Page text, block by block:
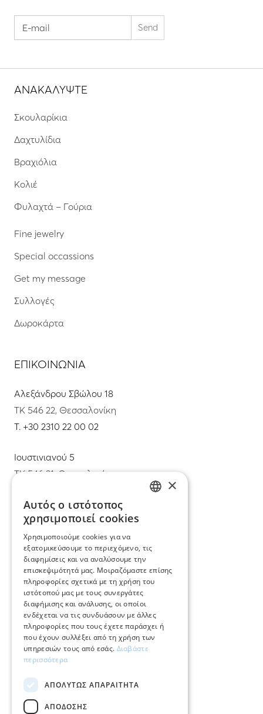
ΑΝΑΚΑΛΥΨΤΕ
Σκουλαρίκια
Δαχτυλίδια
Βραχιόλια
Κολιέ
Φυλαχτά – Γούρια
Fine jewelry
Special occassions
Get my message
Συλλογές
Δωροκάρτα
ΕΠΙΚΟΙΝΩΝΙΑ
Αλεξάνδρου Σβώλου 18
ΤΚ 546 22, Θεσσαλονίκη
T. +30 2310 22 00 02
Ιουστινιανού 5
ΤΚ 546 31, Θεσσαλονίκη
info@mimadastimargarita.gr
ΕΞΥΠΗΡΕΤΗΣΗ ΠΕΛΑΤΩΝ
Φροντίδα και επισκευή κοσμημάτων
Όροι χρήσης
Επιστροφές
Πολιτική πληρωμών
Πολιτική αποστολών
Ο λογαριασμός μου
Επικοινωνία
×
Αυτός ο ιστότοπος
χρησιμοποιεί cookies
Χρησιμοποιούμε cookies για να
εξατομικεύσουμε το περιεχόμενο, τις
διαφημίσεις και να αναλύσουμε την
επισκεψιμότητά μας. Μοιραζόμαστε επίσης
πληροφορίες σχετικά με τη χρήση του
ιστότοπού μας με τους συνεργάτες
διαφήμισης και ανάλυσης, οι οποίοι
ενδέχεται να τις συνδυάσουν με άλλες
πληροφορίες που τους έχετε παράσχει ή
που έχουν συλλέξει από τη χρήση των
υπηρεσιών τους από εσάς. Διαβάστε
περισσότερα
ΑΠΟΛΎΤΩΣ ΑΠΑΡΑΊΤΗΤΑ
ΑΠΌΔΟΣΗΣ